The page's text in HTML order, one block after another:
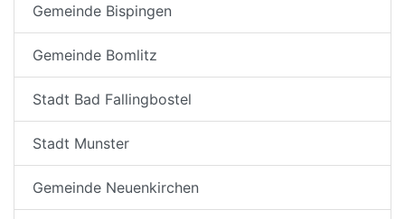
Gemeinde Bispingen
Gemeinde Bomlitz
Stadt Bad Fallingbostel
Stadt Munster
Gemeinde Neuenkirchen